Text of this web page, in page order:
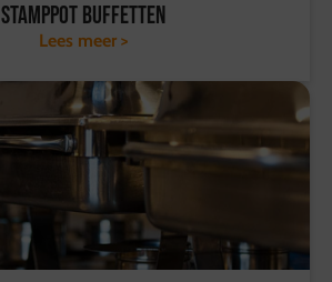
Stamppot buffetten
Lees meer >